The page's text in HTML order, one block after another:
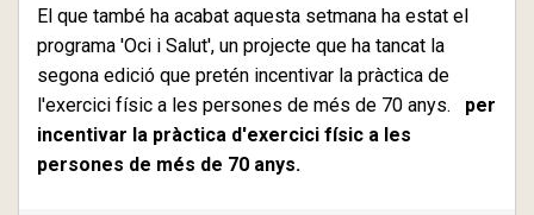
El que també ha acabat aquesta setmana ha estat el
programa 'Oci i Salut', un projecte que ha tancat la
segona edició que pretén incentivar la pràctica de
l'exercici físic a les persones de més de 70 anys. per
incentivar la pràctica d'exercici físic a les
persones de més de 70 anys.